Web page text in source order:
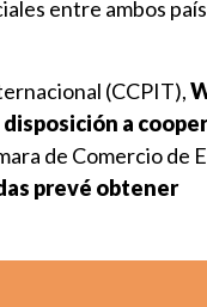
entre ambos
(CCPIT),
a
de Comercio de
prevé obtener